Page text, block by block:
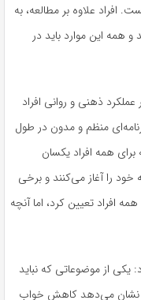
افراد علاوه بر مطالعه، به
همه این موارد باید در
ذهنی و روانی افراد
منظم و مدون در طول
همه افراد یکسان
را آغاز می‌کنند و برخی
افراد تعیین کرد، اما آنچه
یکی از موضوعاتی که نباید
نشان می‌دهد کاهش خواب